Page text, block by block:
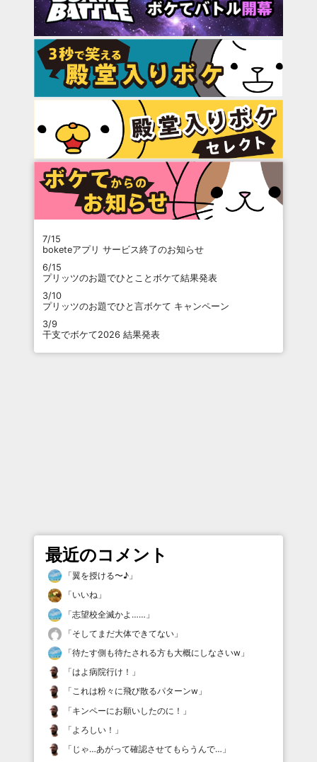
7/15
boketeアプリ サービス終了のお知らせ
6/15
プリッツのお題でひとことボケて結果発表
3/10
プリッツのお題でひと言ボケて キャンペーン
3/9
干支でボケて2026 結果発表
最近のコメント
「翼を授ける〜♪ 」
「いいね 」
「志望校全滅かよ…… 」
「そしてまだ大体できてない 」
「待たす側も待たされる方も大概にしなさいw 」
「はよ病院行け！ 」
「これは粉々に飛び散るパターンw 」
「キンペーにお願いしたのに！ 」
「 よろしい！ 」
「 じゃ…あがって確認させてもらうんで… 」